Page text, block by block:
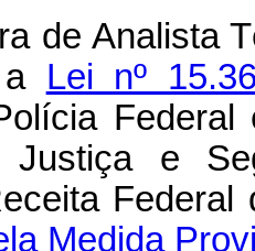
de Analista
Lei nº
Justiça e
Medida